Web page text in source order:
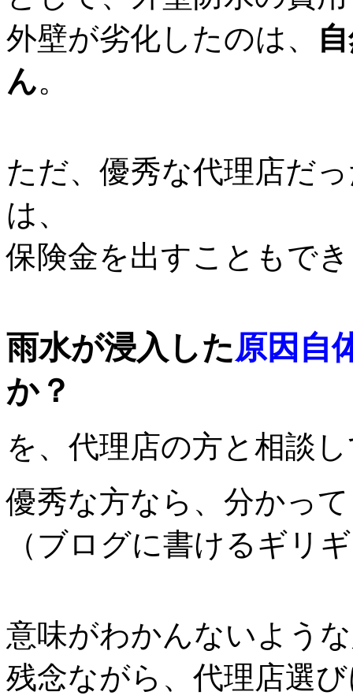
外壁が劣化したのは、
ん。
ただ、優秀な代理店だ
は、
保険金を出すこともで
雨水が浸入した原因自
か？
を、代理店の方と相談
優秀な方なら、分かっ
（ブログに書けるギリ
意味がわかんないよう
残念ながら、代理店選